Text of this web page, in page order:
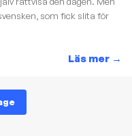
som fick slita för
Läs mer →